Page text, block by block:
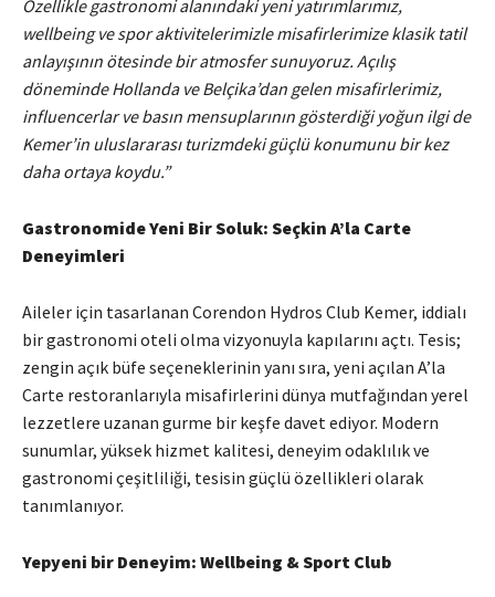
Özellikle gastronomi alanındaki yeni yatırımlarımız,
wellbeing ve spor aktivitelerimizle misafirlerimize klasik tatil
anlayışının ötesinde bir atmosfer sunuyoruz. Açılış
döneminde Hollanda ve Belçika’dan gelen misafirlerimiz,
influencerlar ve basın mensuplarının gösterdiği yoğun ilgi de
Kemer’in uluslararası turizmdeki güçlü konumunu bir kez
daha ortaya koydu.”
Gastronomide Yeni Bir Soluk: Seçkin A’la Carte
Deneyimleri
Aileler için tasarlanan Corendon Hydros Club Kemer, iddialı
bir gastronomi oteli olma vizyonuyla kapılarını açtı. Tesis;
zengin açık büfe seçeneklerinin yanı sıra, yeni açılan A’la
Carte restoranlarıyla misafirlerini dünya mutfağından yerel
lezzetlere uzanan gurme bir keşfe davet ediyor. Modern
sunumlar, yüksek hizmet kalitesi, deneyim odaklılık ve
gastronomi çeşitliliği, tesisin güçlü özellikleri olarak
tanımlanıyor.
Yepyeni bir Deneyim: Wellbeing & Sport Club